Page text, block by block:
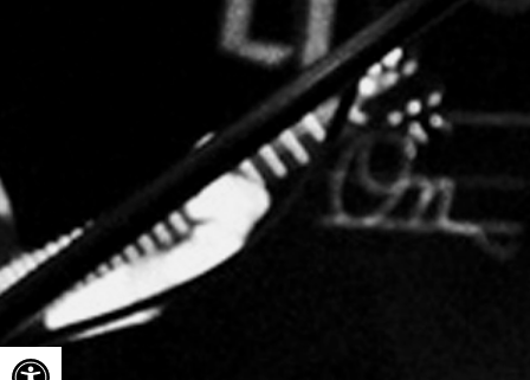
Ouvrir la barre d’outils